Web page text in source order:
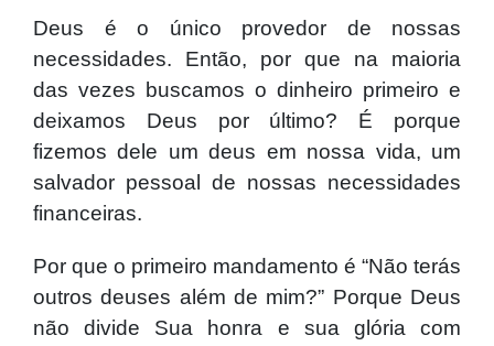
Deus é o único provedor de nossas
necessidades. Então, por que na maioria
das vezes buscamos o dinheiro primeiro e
deixamos Deus por último? É porque
fizemos dele um deus em nossa vida, um
salvador pessoal de nossas necessidades
financeiras.
Por que o primeiro mandamento é “Não terás
outros deuses além de mim?” Porque Deus
não divide Sua honra e sua glória com